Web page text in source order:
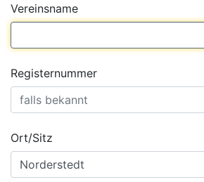
Vereinsname
Registernummer
Ort/Sitz